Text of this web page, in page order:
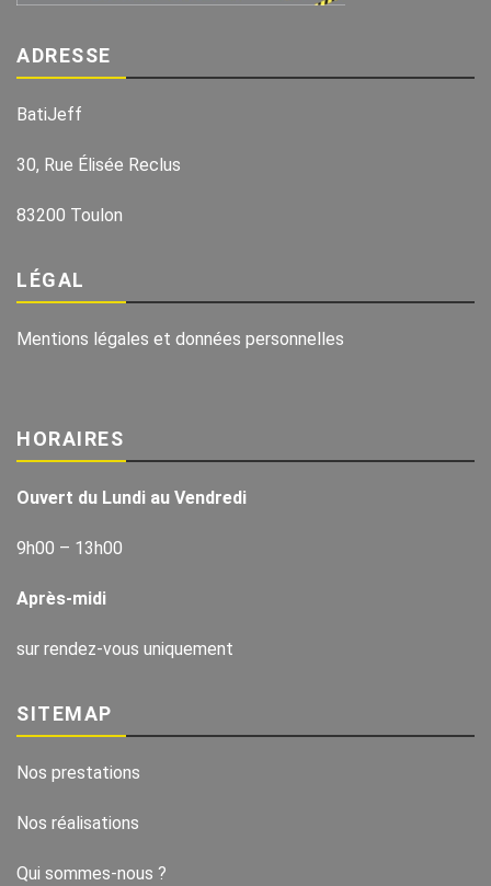
ADRESSE
BatiJeff
30, Rue Élisée Reclus
83200 Toulon
LÉGAL
Mentions légales et données personnelles
HORAIRES
Ouvert du Lundi au Vendredi
9h00 – 13h00
Après-midi
sur rendez-vous uniquement
SITEMAP
Nos prestations
Nos réalisations
Qui sommes-nous ?